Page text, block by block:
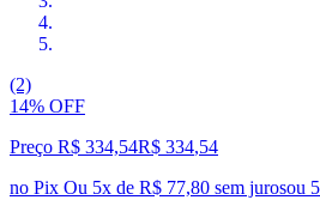
(2)
14% OFF
Preço R$ 334,54R$ 334,54
no Pix Ou 5x de R$ 77,80 sem jurosou 5